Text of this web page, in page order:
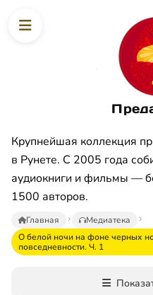
Крупнейшая коллекция
в Рунете. С 2005 года
аудиокниги и фильмы —
1500 авторов.
Главная
Медиатека
О белой ночи на фоне черных
повседневности. Ч. 1